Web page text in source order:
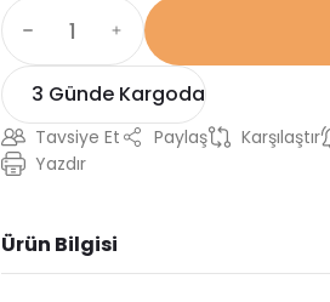
3 Günde Kargoda
Tavsiye Et Paylaş Karşılaştır
Yazdır
Ürün Bilgisi